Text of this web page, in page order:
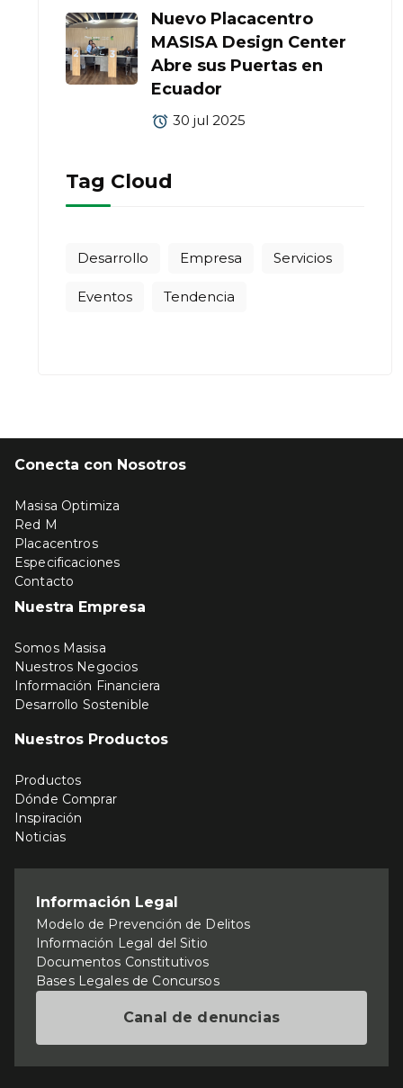
Nuevo Placacentro
MASISA Design Center
Abre sus Puertas en
Ecuador
30 jul 2025
Tag Cloud
Desarrollo Empresa Servicios
Eventos Tendencia
Conecta con Nosotros
Masisa Optimiza
Red M
Placacentros
Especificaciones
Contacto
Nuestra Empresa
Somos Masisa
Nuestros Negocios
Información Financiera
Desarrollo Sostenible
Nuestros Productos
Productos
Dónde Comprar
Inspiración
Noticias
Información Legal
Modelo de Prevención de Delitos
Información Legal del Sitio
Documentos Constitutivos
Bases Legales de Concursos
Canal de denuncias